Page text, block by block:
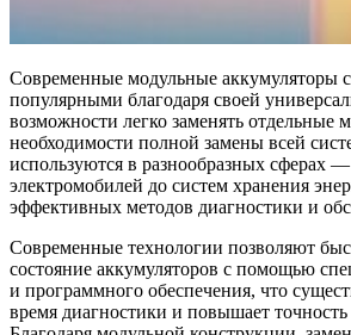
Современные модульные аккумуляторы
популярными благодаря своей
возможности легко заменять отдельные
необходимости полной замены всей
используются в разнообразных сферах
электромобилей до систем хранения
эффективных методов диагностики и
Современные технологии позволяют
состояние аккумуляторов с помощью
и программного обеспечения, что
время диагностики и повышает точность